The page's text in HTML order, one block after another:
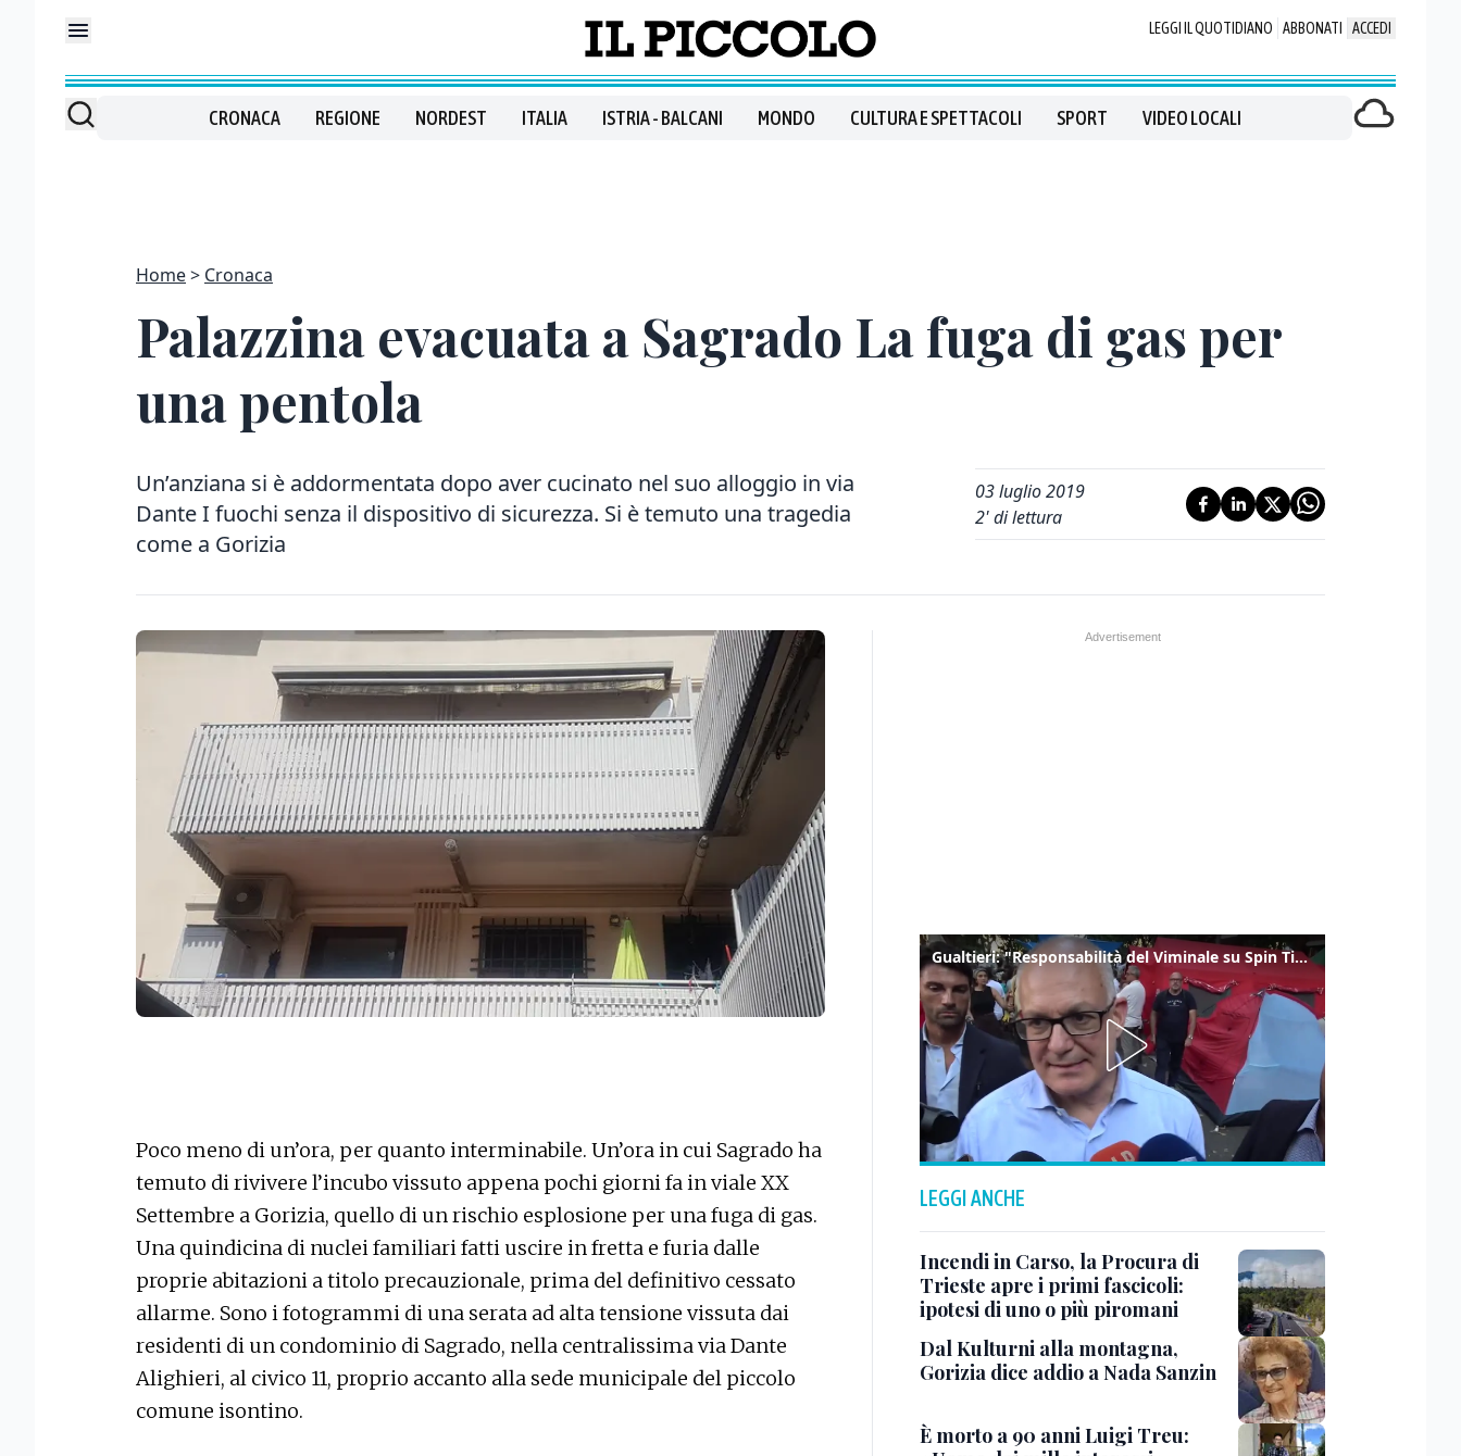
LEGGI IL QUOTIDIANO ABBONATI ACCEDI
CRONACA REGIONE NORDEST ITALIA ISTRIA - BALCANI MONDO CULTURA E SPETTACOLI SPORT VIDEO LOCALI
Home Cronaca
Palazzina evacuata a Sagrado La fuga di gas per
una pentola
Un’anziana si è addormentata dopo aver cucinato nel suo alloggio in via
Dante I fuochi senza il dispositivo di sicurezza. Si è temuto una tragedia
come a Gorizia
03 luglio 2019
2' di lettura
Poco meno di un’ora, per quanto interminabile. Un’ora in cui Sagrado ha
temuto di rivivere l’incubo vissuto appena pochi giorni fa in viale XX
Settembre a Gorizia, quello di un rischio esplosione per una fuga di gas.
Una quindicina di nuclei familiari fatti uscire in fretta e furia dalle
proprie abitazioni a titolo precauzionale, prima del definitivo cessato
allarme. Sono i fotogrammi di una serata ad alta tensione vissuta dai
residenti di un condominio di Sagrado, nella centralissima via Dante
Alighieri, al civico 11, proprio accanto alla sede municipale del piccolo
comune isontino.
Gualtieri: "Responsabilità del Viminale su Spin Time? La posizione dei partiti è nota"
LEGGI ANCHE
Incendi in Carso, la Procura di
Trieste apre i primi fascicoli:
ipotesi di uno o più piromani
Dal Kulturni alla montagna,
Gorizia dice addio a Nada Sanzin
È morto a 90 anni Luigi Treu: